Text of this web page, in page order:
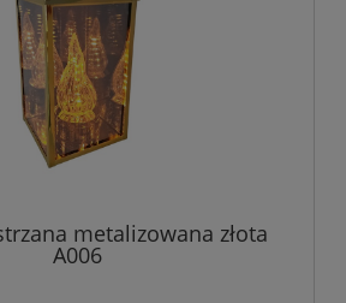
metalizowana złota
A006